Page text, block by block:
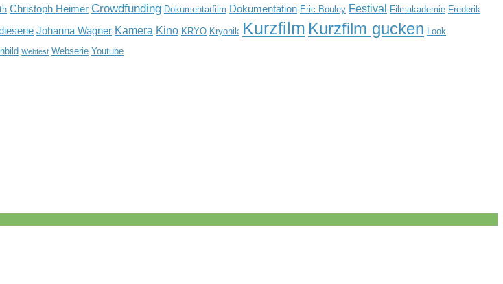
Christoph Heimer Crowdfunding Dokumentarfilm Dokumentation Eric Bouley Festival Filmakademie Frederik
Johanna Wagner Kamera Kino KRYO Kryonik Kurzfilm Kurzfilm gucken Look
Webfest Webserie Youtube